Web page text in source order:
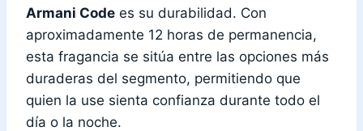
Armani Code es su durabilidad. Con
aproximadamente 12 horas de permanencia,
esta fragancia se sitúa entre las opciones más
duraderas del segmento, permitiendo que
quien la use sienta confianza durante todo el
día o la noche.